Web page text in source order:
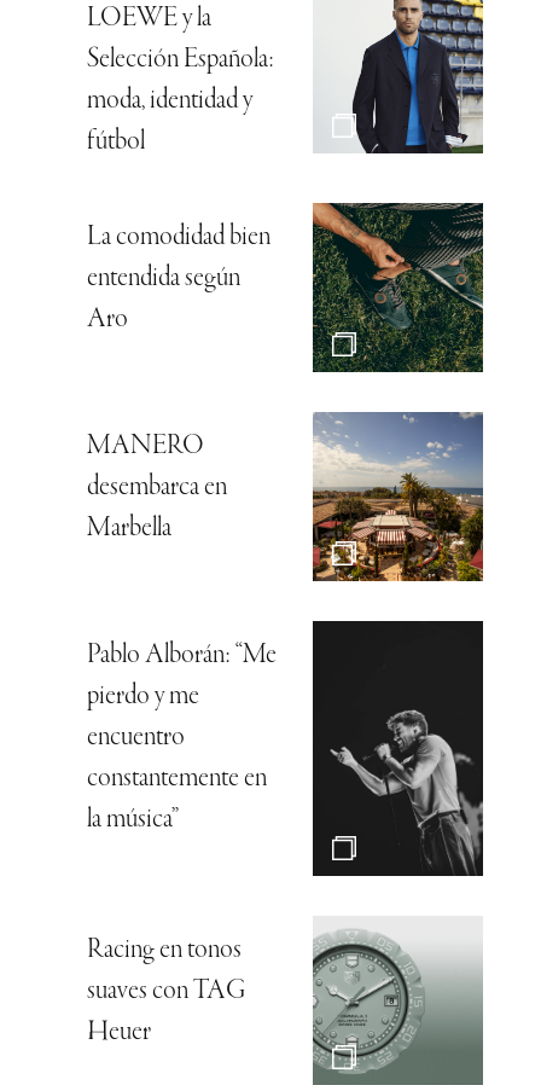
LOEWE y la
Selección Española:
moda, identidad y
fútbol
La comodidad bien
entendida según
Aro
MANERO
desembarca en
Marbella
Pablo Alborán: “Me
pierdo y me
encuentro
constantemente en
la música”
Racing en tonos
suaves con TAG
Heuer